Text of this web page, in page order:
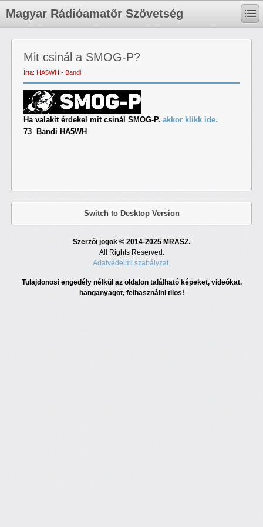
Magyar Rádióamatőr Szövetség
Mit csinál a SMOG-P?
Írta: HA5WH - Bandi.
Ha valakit érdekel mit csinál SMOG-P. akkor klikk ide.
73 Bandi HA5WH
Switch to Desktop Version
Szerzői jogok © 2014-2025 MRASZ.
All Rights Reserved.
Adatvédelmi szabályzat.
Tulajdonosi engedély nélkül az oldalon található képeket, videókat,
hanganyagot, felhasználni tilos!